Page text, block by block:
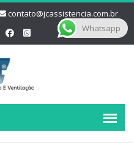
contato@jcassistencia.com.br
Whatsapp